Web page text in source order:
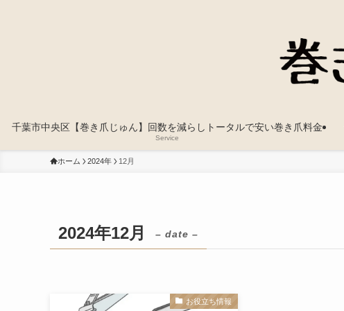
千葉市中央区【巻き爪じゅん】回数を減らしトータルで安い巻き爪料金
Service
ホーム 2024年 12月
2024年12月 – date –
お役立ち情報